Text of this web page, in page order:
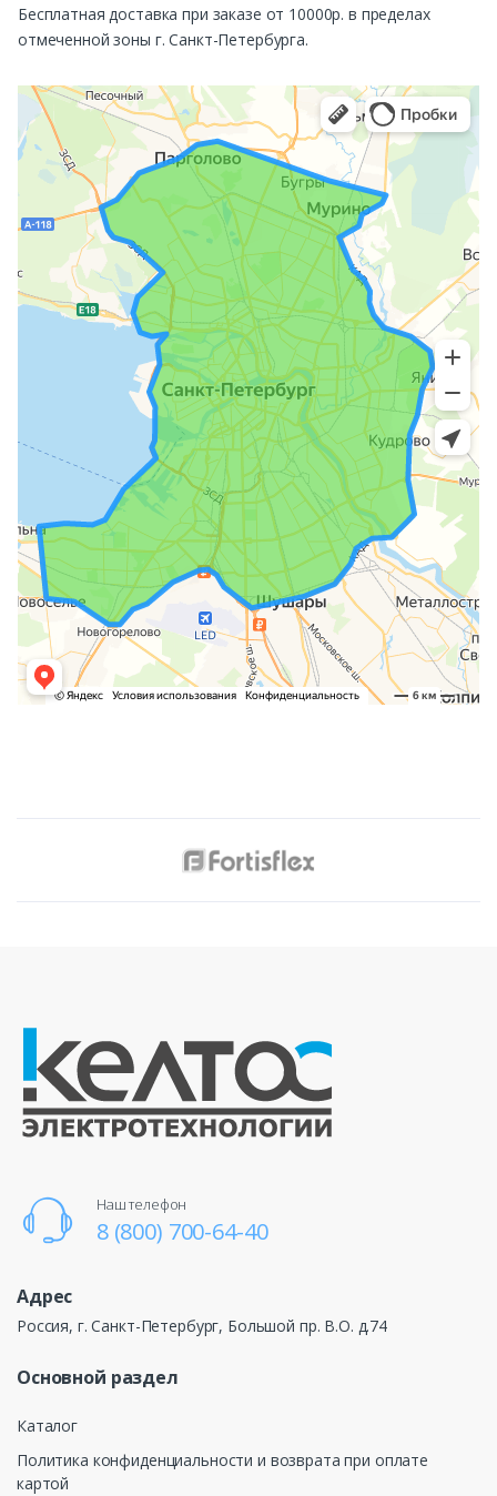
Бесплатная доставка при заказе от 10000р. в пределах
отмеченной зоны г. Санкт-Петербурга.
Наш телефон
8 (800) 700-64-40
Адрес
Россия, г. Санкт-Петербург, Большой пр. В.О. д.74
Основной раздел
Каталог
Политика конфиденциальности и возврата при оплате
картой